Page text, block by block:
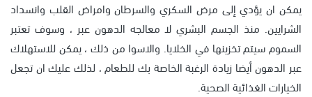
يمكن ان يؤدي إلى مرض السكري والسرطان وامراض القلب وانسداد
الشرايين. منذ الجسم البشري لا معالجه الدهون عبر ، وسوف تعتبر
السموم سيتم تخزينها في الخلايا. والاسوا من ذلك ، يمكن للاستهلاك
عبر الدهون أيضا زيادة الرغبة الخاصة بك للطعام ، لذلك عليك ان تجعل
الخيارات الغذائية الصحية.